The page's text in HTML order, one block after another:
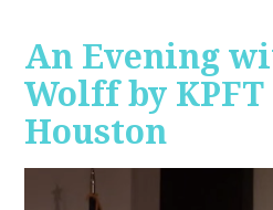
An Evening
Wolff by KPFT
Houston